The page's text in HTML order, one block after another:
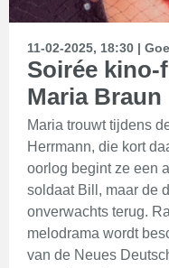
11-02-2025, 18:30 |
Soirée kino-
Maria Braun
Maria trouwt tijdens
Herrmann, die kort
oorlog begint ze een
soldaat Bill, maar de
onverwachts terug.
melodrama wordt
van de Neues